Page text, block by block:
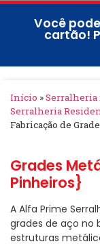
Você
cartão!
Início »Serralheria
Serralheria
Fabricação de
Grades
Pinheiros}
A Alfa Prime
grades de aço no
estruturas